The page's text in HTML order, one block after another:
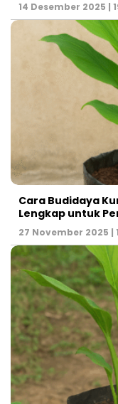
14 Desember 2025 |
Cara Budidaya
Lengkap untuk
27 November 2025 |